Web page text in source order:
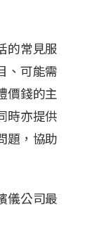
的常見服
、可能需
價錢的主
時亦提供
題，協助
儀公司最